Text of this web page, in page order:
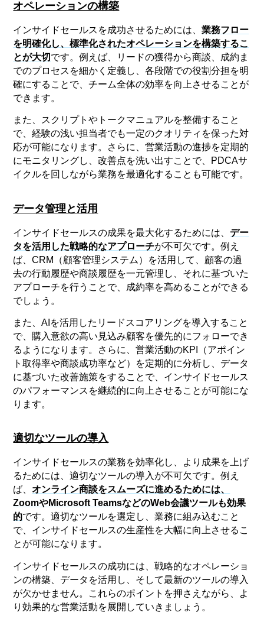
オペレーションの構築
インサイドセールスを成功させるためには、業務フロー
を明確化し、標準化されたオペレーションを構築するこ
とが大切です。例えば、リードの獲得から商談、成約ま
でのプロセスを細かく定義し、各段階での役割分担を明
確にすることで、チーム全体の効率を向上させることが
できます。
また、スクリプトやトークマニュアルを整備すること
で、経験の浅い担当者でも一定のクオリティを保った対
応が可能になります。さらに、営業活動の進捗を定期的
にモニタリングし、改善点を洗い出すことで、PDCAサ
イクルを回しながら業務を最適化することも可能です。
データ管理と活用
インサイドセールスの成果を最大化するためには、デー
タを活用した戦略的なアプローチが不可欠です。例え
ば、CRM（顧客管理システム）を活用して、顧客の過
去の行動履歴や商談履歴を一元管理し、それに基づいた
アプローチを行うことで、成約率を高めることができる
でしょう。
また、AIを活用したリードスコアリングを導入すること
で、購入意欲の高い見込み顧客を優先的にフォローでき
るようになります。さらに、営業活動のKPI（アポイン
ト取得率や商談成功率など）を定期的に分析し、データ
に基づいた改善施策をすることで、インサイドセールス
のパフォーマンスを継続的に向上させることが可能にな
ります。
適切なツールの導入
インサイドセールスの業務を効率化し、より成果を上げ
るためには、適切なツールの導入が不可欠です。例え
ば、 オンライン商談をスムーズに進めるためには、
ZoomやMicrosoft TeamsなどのWeb会議ツールも効果
的です。適切なツールを選定し、業務に組み込むこと
で、インサイドセールスの生産性を大幅に向上させるこ
とが可能になります。
インサイドセールスの成功には、戦略的なオペレーショ
ンの構築、データを活用し、そして最新のツールの導入
が欠かせません。これらのポイントを押さえながら、よ
り効果的な営業活動を展開していきましょう。